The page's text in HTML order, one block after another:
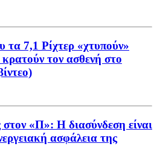
τα 7,1 Ρίχτερ «χτυπούν»
κρατούν τον ασθενή στο
«Π»: Η διασύνδεση είναι
ασφάλεια της